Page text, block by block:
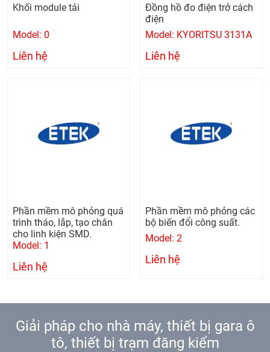
Khối module tải
Model: 0
Liên hệ
Đồng hồ đo điện trở cách
điện
Model: KYORITSU 3131A
Liên hệ
Phần mềm mô phỏng quá
trình tháo, lắp, tạo chân
cho linh kiện SMD.
Model: 1
Liên hệ
Phần mềm mô phỏng các
bộ biến đổi công suất.
Model: 2
Liên hệ
Giải pháp cho nhà máy, thiết bị gara ô
tô, thiết bị trạm đăng kiểm